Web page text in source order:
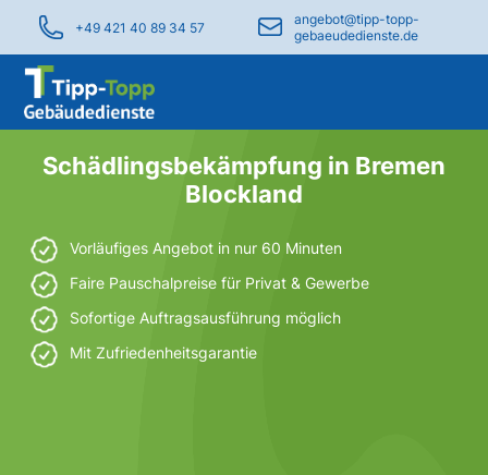
+49 421 40 89 34 57
angebot@tipp-topp-
gebaeudedienste.de
Schädlingsbekämpfung in Bremen
Blockland
Vorläufiges Angebot in nur 60 Minuten
Faire Pauschalpreise für Privat & Gewerbe
Sofortige Auftragsausführung möglich
Mit Zufriedenheitsgarantie